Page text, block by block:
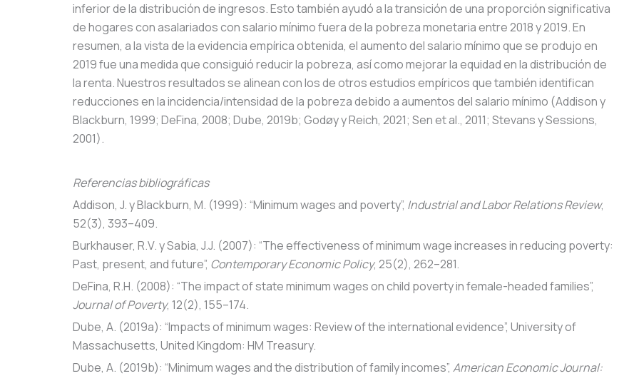
inferior de la distribución de ingresos. Esto también ayudó a la transición de una proporción significativa
de hogares con asalariados con salario mínimo fuera de la pobreza monetaria entre 2018 y 2019. En
resumen, a la vista de la evidencia empírica obtenida, el aumento del salario mínimo que se produjo en
2019 fue una medida que consiguió reducir la pobreza, así como mejorar la equidad en la distribución de
la renta. Nuestros resultados se alinean con los de otros estudios empíricos que también identifican
reducciones en la incidencia/intensidad de la pobreza debido a aumentos del salario mínimo (Addison y
Blackburn, 1999; DeFina, 2008; Dube, 2019b; Godøy y Reich, 2021; Sen et al., 2011; Stevans y Sessions,
2001).
Referencias bibliográficas
Addison, J. y Blackburn, M. (1999): “Minimum wages and poverty”, Industrial and Labor Relations Review,
52(3), 393–409.
Burkhauser, R.V. y Sabia, J.J. (2007): “The effectiveness of minimum wage increases in reducing poverty:
Past, present, and future”, Contemporary Economic Policy, 25(2), 262–281.
DeFina, R.H. (2008): “The impact of state minimum wages on child poverty in female-headed families”,
Journal of Poverty, 12(2), 155–174.
Dube, A. (2019a): “Impacts of minimum wages: Review of the international evidence”, University of
Massachusetts, United Kingdom: HM Treasury.
Dube, A. (2019b): “Minimum wages and the distribution of family incomes”, American Economic Journal: